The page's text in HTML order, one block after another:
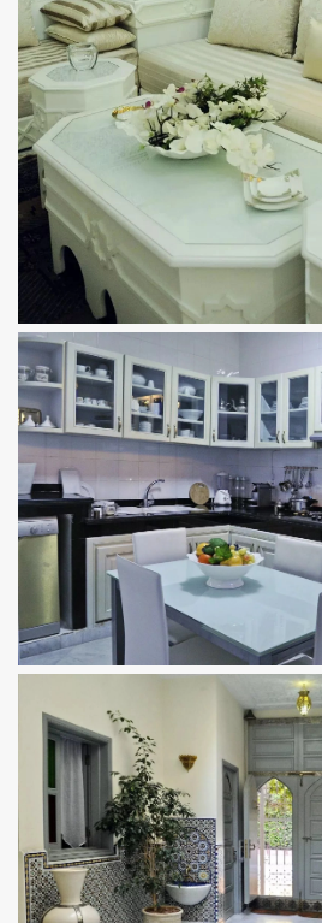
Neue
Sorgfältig ausgewählte
vermarktete Immobilien –